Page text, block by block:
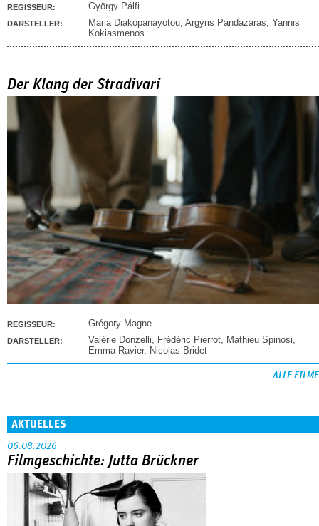
REGISSEUR: György Pálfi
DARSTELLER: Maria Diakopanayotou, Argyris Pandazaras, Yannis
Kokiasmenos
Der Klang der Stradivari
REGISSEUR: Grégory Magne
DARSTELLER: Valérie Donzelli, Frédéric Pierrot, Mathieu Spinosi,
Emma Ravier, Nicolas Bridet
ALLE FILME
AKTUELLES
06.08.2026
Filmgeschichte: Jutta Brückner